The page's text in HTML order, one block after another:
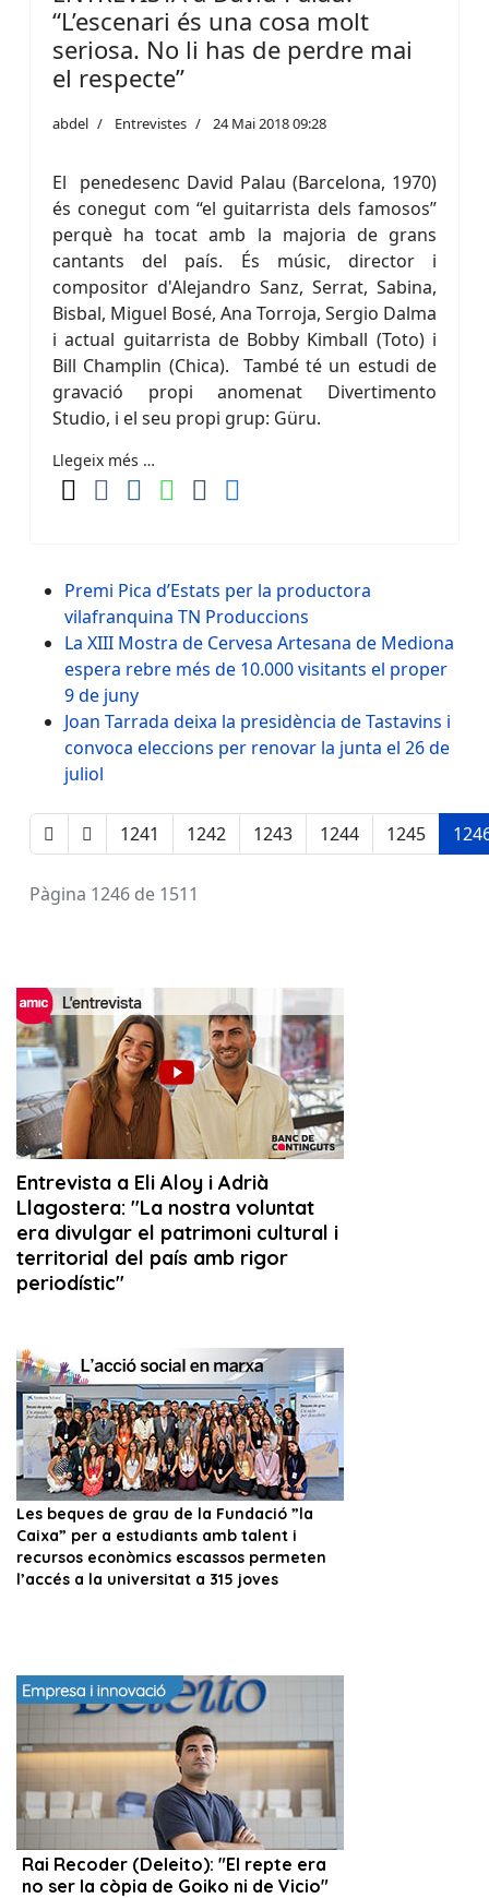
“L’escenari és una cosa molt
seriosa. No li has de perdre mai
el respecte”
abdel Entrevistes 24 Mai 2018 09:28
El penedesenc David Palau (Barcelona, 1970)
és conegut com “el guitarrista dels famosos”
perquè ha tocat amb la majoria de grans
cantants del país. És músic, director i
compositor d'Alejandro Sanz, Serrat, Sabina,
Bisbal, Miguel Bosé, Ana Torroja, Sergio Dalma
i actual guitarrista de Bobby Kimball (Toto) i
Bill Champlin (Chica). També té un estudi de
gravació propi anomenat Divertimento
Studio, i el seu propi grup: Güru.
Llegeix més …
Premi Pica d’Estats per la productora
vilafranquina TN Produccions
La XIII Mostra de Cervesa Artesana de Mediona
espera rebre més de 10.000 visitants el proper
9 de juny
Joan Tarrada deixa la presidència de Tastavins i
convoca eleccions per renovar la junta el 26 de
juliol
1241 1242 1243 1244 1245
Pàgina 1246 de 1511